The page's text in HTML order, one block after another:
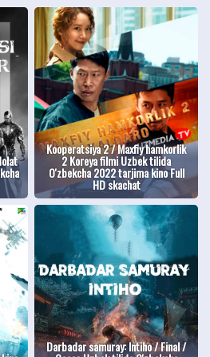
Kooperatsiya 2 / Maxfiy hamkorlik
2 Koreya filmi Uzbek tilida
O'zbekcha 2022 tarjima kino Full
HD skachat
Darbadar samuray: Intiho / Final /